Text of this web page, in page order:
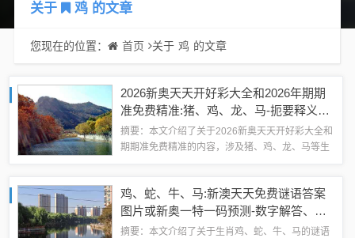
关于 鸡的文章
您现在的位置： 首页 关于 鸡 的文章
2026新奥天天开好彩大全和2026年期期
准免费精准:猪、鸡、龙、马-扼要释义、
专家解读解释与落实​,警惕不实迷惑弹
摘要：本文介绍了关于2026新奥天天开好彩大全和
期期准免费精准的内容，涉及猪、鸡、龙、马等生
戏角色提供有价值的参考，帮助他们更好...
鸡、蛇、牛、马:新澳天天免费谜语答案
图片或新奥一特一码预测-数字解答、解
释与落实,小心言过其实推广
摘要：本文介绍了关于生肖鸡、蛇、牛、马的谜语